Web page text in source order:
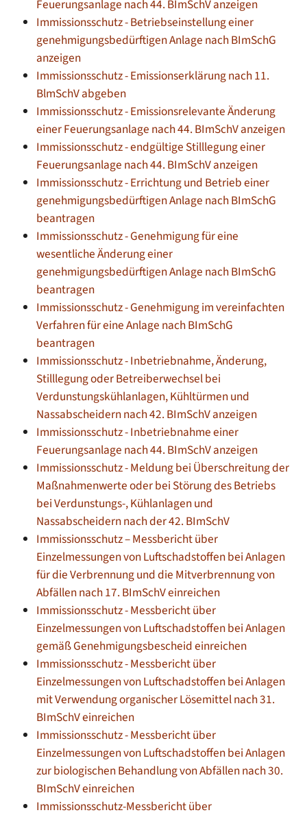
Feuerungsanlage nach 44. BImSchV anzeigen
Immissionsschutz - Betriebseinstellung einer
genehmigungsbedürftigen Anlage nach BImSchG
anzeigen
Immissionsschutz - Emissionserklärung nach 11.
BlmSchV abgeben
Immissionsschutz - Emissionsrelevante Änderung
einer Feuerungsanlage nach 44. BImSchV anzeigen
Immissionsschutz - endgültige Stilllegung einer
Feuerungsanlage nach 44. BImSchV anzeigen
Immissionsschutz - Errichtung und Betrieb einer
genehmigungsbedürftigen Anlage nach BImSchG
beantragen
Immissionsschutz - Genehmigung für eine
wesentliche Änderung einer
genehmigungsbedürftigen Anlage nach BImSchG
beantragen
Immissionsschutz - Genehmigung im vereinfachten
Verfahren für eine Anlage nach BImSchG
beantragen
Immissionsschutz - Inbetriebnahme, Änderung,
Stilllegung oder Betreiberwechsel bei
Verdunstungskühlanlagen, Kühltürmen und
Nassabscheidern nach 42. BImSchV anzeigen
Immissionsschutz - Inbetriebnahme einer
Feuerungsanlage nach 44. BImSchV anzeigen
Immissionsschutz - Meldung bei Überschreitung der
Maßnahmenwerte oder bei Störung des Betriebs
bei Verdunstungs-, Kühlanlagen und
Nassabscheidern nach der 42. BImSchV
Immissionsschutz – Messbericht über
Einzelmessungen von Luftschadstoffen bei Anlagen
für die Verbrennung und die Mitverbrennung von
Abfällen nach 17. BImSchV einreichen
Immissionsschutz - Messbericht über
Einzelmessungen von Luftschadstoffen bei Anlagen
gemäß Genehmigungsbescheid einreichen
Immissionsschutz - Messbericht über
Einzelmessungen von Luftschadstoffen bei Anlagen
mit Verwendung organischer Lösemittel nach 31.
BImSchV einreichen
Immissionsschutz - Messbericht über
Einzelmessungen von Luftschadstoffen bei Anlagen
zur biologischen Behandlung von Abfällen nach 30.
BImSchV einreichen
Immissionsschutz-Messbericht über